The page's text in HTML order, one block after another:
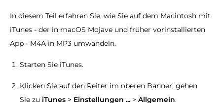
In diesem Teil erfahren Sie, wie Sie auf dem Macintosh mit
iTunes - der in macOS Mojave und früher vorinstallierten
App - M4A in MP3 umwandeln.
Starten Sie iTunes.
Klicken Sie auf den Reiter im oberen Banner, gehen
Sie zu iTunes > Einstellungen ... > Allgemein.